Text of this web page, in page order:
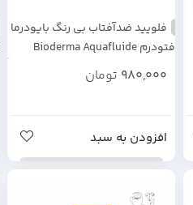
فلویید ضدآفتاب بی رنگ بایودرما
فتودرم Bioderma Aquafluide
980,000 تومان
افزودن به سبد